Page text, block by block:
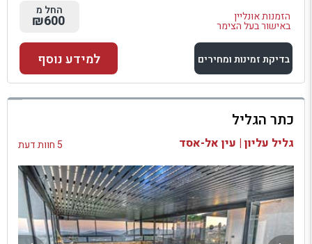
הזמנות אונליין
באישור בעל הצימר
החל מ
₪600
בדיקת זמינות ומחירים
למתחם זה
בדיקת זמינות ומחירים
למידע נוסף
כתר הגליל
גליל עליון | עין אל-אסד 5 חוות דעת